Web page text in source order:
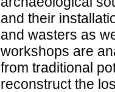
and their
and wasters as
workshops are
from traditional
reconstruct the